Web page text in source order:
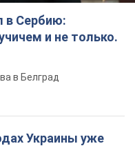
в Сербию:
и не только.
в Белград
Украины уже